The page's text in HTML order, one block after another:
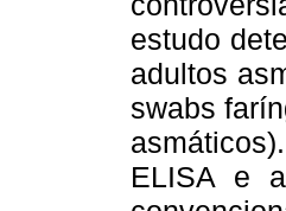
estudo
adultos
swabs
ELISA e